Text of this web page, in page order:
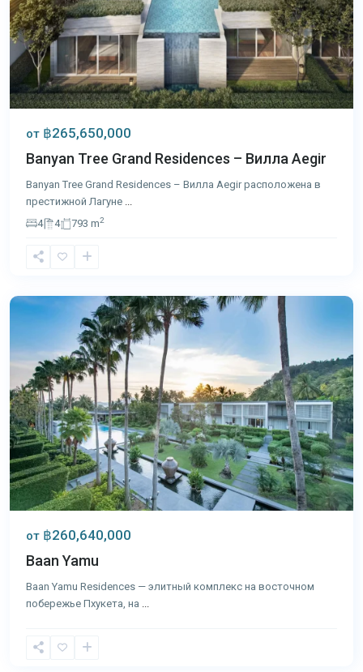
от ฿265,650,000
Banyan Tree Grand Residences – Вилла Aegir
Banyan Tree Grand Residences – Вилла Aegir расположена в
престижной Лагуне
4
4 793 m2
Яму
от ฿260,640,000
Baan Yamu
Baan Yamu Residences — элитный комплекс на восточном
побережье Пхукета, на
Яму